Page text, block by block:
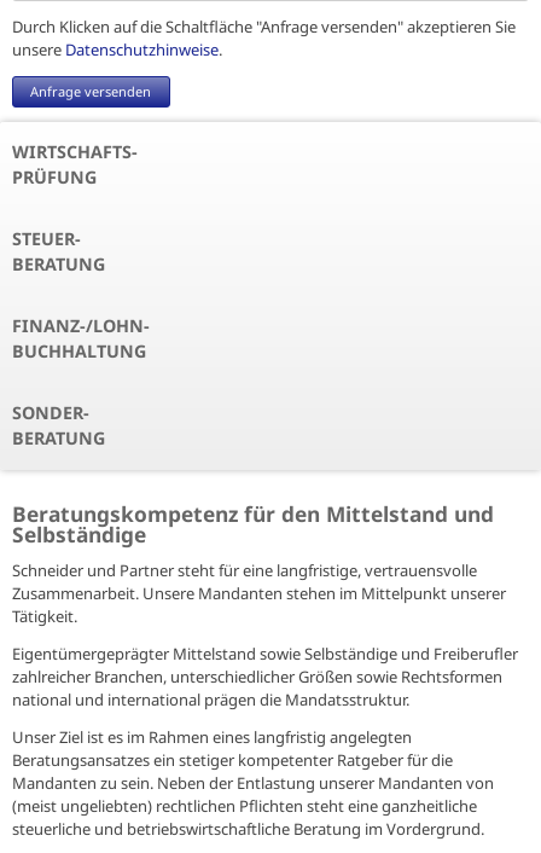
Durch Klicken auf die Schaltfläche "Anfrage versenden" akzeptieren Sie
unsere Datenschutzhinweise.
Anfrage versenden
WIRTSCHAFTS-
PRÜFUNG
STEUER-
BERATUNG
FINANZ-/LOHN-
BUCHHALTUNG
SONDER-
BERATUNG
Beratungskompetenz für den Mittelstand und
Selbständige
Schneider und Partner steht für eine langfristige, vertrauensvolle
Zusammenarbeit. Unsere Mandanten stehen im Mittelpunkt unserer
Tätigkeit.
Eigentümergeprägter Mittelstand sowie Selbständige und Freiberufler
zahlreicher Branchen, unterschiedlicher Größen sowie Rechtsformen
national und international prägen die Mandatsstruktur.
Unser Ziel ist es im Rahmen eines langfristig angelegten
Beratungsansatzes ein stetiger kompetenter Ratgeber für die
Mandanten zu sein. Neben der Entlastung unserer Mandanten von
(meist ungeliebten) rechtlichen Pflichten steht eine ganzheitliche
steuerliche und betriebswirtschaftliche Beratung im Vordergrund.